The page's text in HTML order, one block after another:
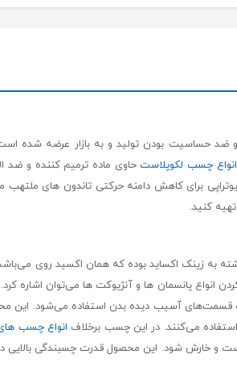
مواد حساسیت زا و ضد حساسیت بودن تولید و به بازار عرضه
انواع چسب لکوپلاستحاوی ماده ترمیم کننده و ضد
برای کاهش دامنه حرکتی تاندون های ملتهب
کنید.
به زینک اکساید بوده که همان اکسید روی
قسمت‌های آسیب‌ دیده بدن استفاده می‌شود. این
می‌کنند. در این چسب برخلاف انواع چسب
و خارش شود. این محصول قدرت چسبندگی بالایی